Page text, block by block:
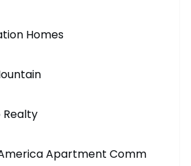
Homes
Realty
Apartment Comm